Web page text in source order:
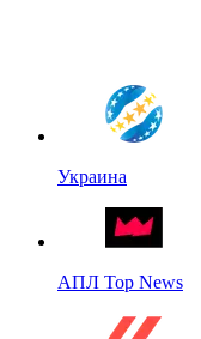
Украина
АПЛ Top News